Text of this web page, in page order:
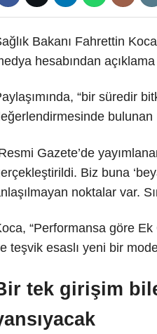
Bakanı Fahrettin
hesabından açıklama
“bir süredir
bulunan
Gazete’de
Biz buna
noktalar var.
“Performansa göre Ek
teşvik esaslı yeni bir
tek girişim